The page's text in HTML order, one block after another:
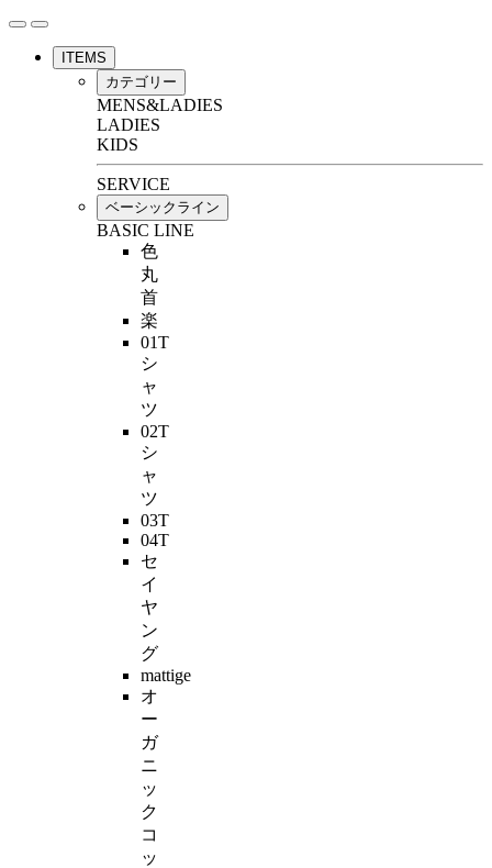
ITEMS
カテゴリー
MENS&LADIES
LADIES
KIDS
SERVICE
ベーシックライン
BASIC LINE
色
丸
首
楽
01T
シ
ャ
ツ
02T
シ
ャ
ツ
03T
04T
セ
イ
ヤ
ン
グ
mattige
オ
ー
ガ
ニ
ッ
ク
コ
ッ